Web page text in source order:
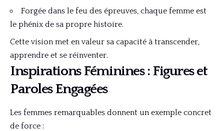
Forgée dans le feu des épreuves, chaque femme est
le phénix de sa propre histoire.
Cette vision met en valeur sa capacité à transcender,
apprendre et se réinventer.
Inspirations Féminines : Figures et
Paroles Engagées
Les femmes remarquables donnent un exemple concret
de force :